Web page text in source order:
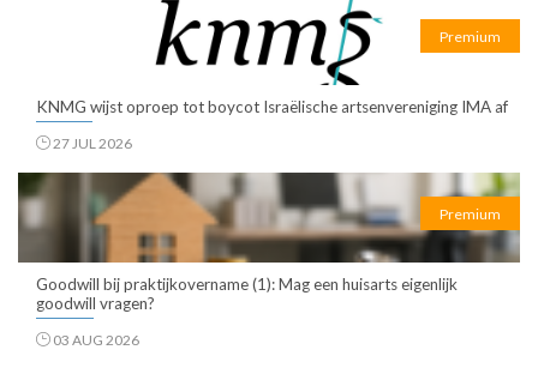
Premium
KNMG wijst oproep tot boycot Israëlische artsenvereniging IMA af
27 JUL 2026
Premium
Goodwill bij praktijkovername (1): Mag een huisarts eigenlijk
goodwill vragen?
03 AUG 2026